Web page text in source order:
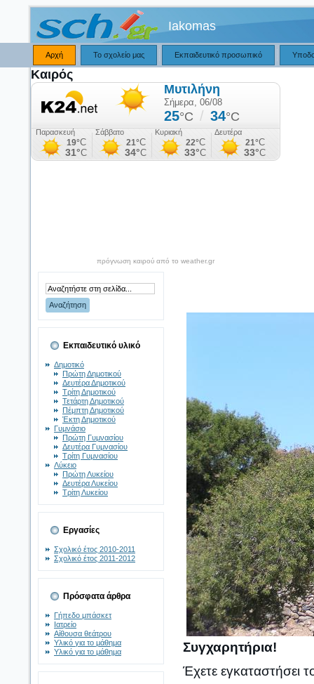
Iakomas
Αρχή Το σχολείο μας Εκπαιδευτικό προσωπικό
Καιρός
πρόγνωση καιρού από το weather.gr
Εκπαιδευτικό υλικό
Δημοτικό
Πρώτη Δημοτικού
Δευτέρα Δημοτικού
Τρίτη Δημοτικού
Τετάρτη Δημοτικού
Πέμπτη Δημοτικού
Έκτη Δημοτικού
Γυμνάσιο
Πρώτη Γυμνασίου
Δευτέρα Γυμνασίου
Τρίτη Γυμνασίου
Λύκειο
Πρώτη Λυκείου
Δευτέρα Λυκείου
Τρίτη Λυκείου
Εργασίες
Σχολικό έτος 2010-2011
Σχολικό έτος 2011-2012
Πρόσφατα άρθρα
Γήπεδο μπάσκετ
Ιατρείο
Αίθουσα θεάτρου
Υλικό για το μάθημα
Υλικό για το μάθημα
Συγχαρητήρια!
Έχετε εγκαταστήσει